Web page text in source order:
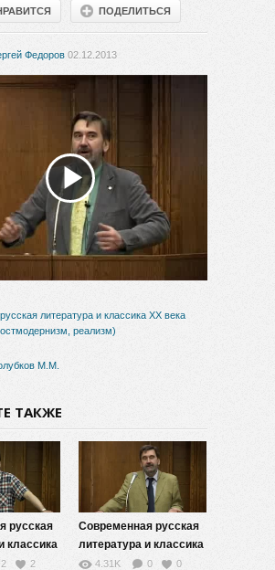
ПОДЕЛИТЬСЯ
Федоров 02.12.2013
Воспроизвести
видео
литература и классика XX века
реализм)
М.М.
ТАКЖЕ
русская
классика
2 2
Современная русская
литература и классика
XX века (модернизм,
4.31K 0 0